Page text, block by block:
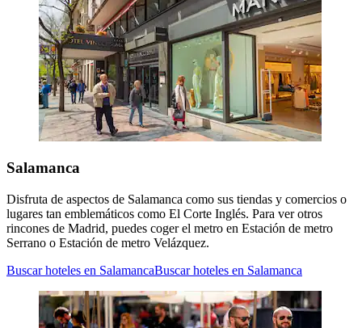
Salamanca
Disfruta de aspectos de Salamanca como sus tiendas y comercios o
lugares tan emblemáticos como El Corte Inglés. Para ver otros
rincones de Madrid, puedes coger el metro en Estación de metro
Serrano o Estación de metro Velázquez.
Buscar hoteles en SalamancaBuscar hoteles en Salamanca